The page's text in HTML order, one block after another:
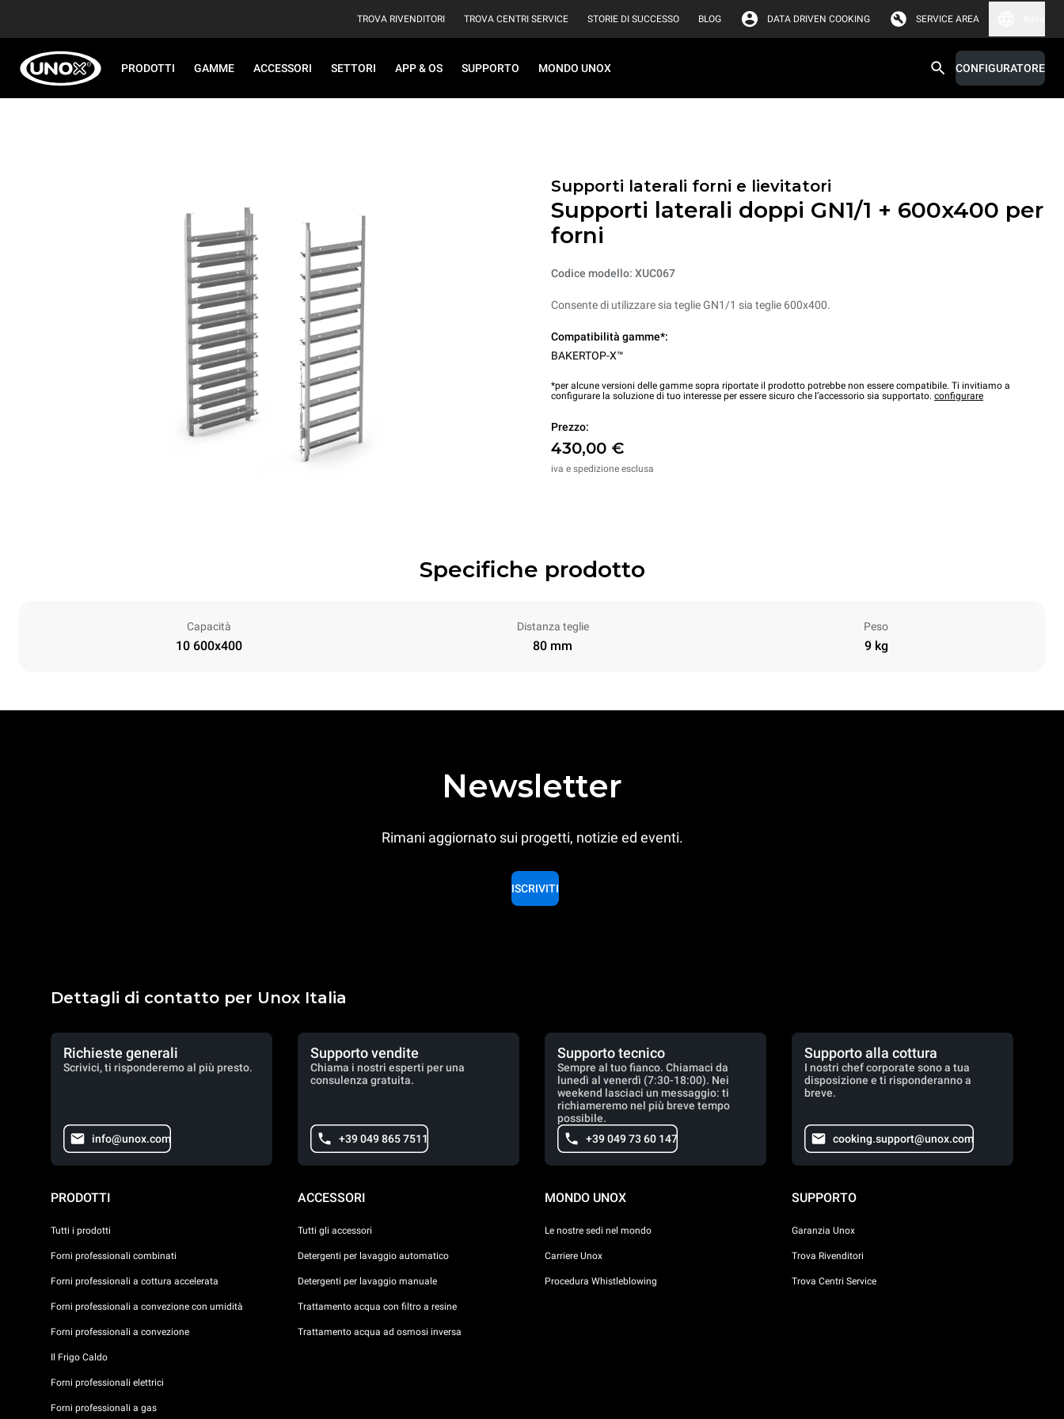
TROVA RIVENDITORI TROVA CENTRI SERVICE STORIE DI SUCCESSO BLOG DATA DRIVEN COOKING SERVICE AREA
PRODOTTI GAMME ACCESSORI SETTORI APP & OS SUPPORTO MONDO UNOX CONFIGURATORE
Supporti laterali forni e lievitatori
Supporti laterali doppi GN1/1 + 600x400 per
forni
Codice modello: XUC067
Consente di utilizzare sia teglie GN1/1 sia teglie 600x400.
Compatibilità gamme*:
BAKERTOP-X™
*per alcune versioni delle gamme sopra riportate il prodotto potrebbe non essere compatibile. Ti invitiamo a
configurare la soluzione di tuo interesse per essere sicuro che l’accessorio sia supportato. configurare
Prezzo:
430,00 €
iva e spedizione esclusa
Specifiche prodotto
Capacità
10 600x400
Distanza teglie
80 mm
Peso
9 kg
Newsletter
Rimani aggiornato sui progetti, notizie ed eventi.
ISCRIVITI
Dettagli di contatto per Unox Italia
Richieste generali
Scrivici, ti risponderemo al più presto.
info@unox.com
Supporto vendite
Chiama i nostri esperti per una
consulenza gratuita.
+39 049 865 7511
Supporto tecnico
Sempre al tuo fianco. Chiamaci da
lunedì al venerdì (7:30-18:00). Nei
weekend lasciaci un messaggio: ti
richiameremo nel più breve tempo
possibile.
+39 049 73 60 147
Supporto alla cottura
I nostri chef corporate sono a tua
disposizione e ti risponderanno a
breve.
cooking.support@unox.com
PRODOTTI
Tutti i prodotti
Forni professionali combinati
Forni professionali a cottura accelerata
Forni professionali a convezione con umidità
Forni professionali a convezione
Il Frigo Caldo
Forni professionali elettrici
Forni professionali a gas
ACCESSORI
Tutti gli accessori
Detergenti per lavaggio automatico
Detergenti per lavaggio manuale
Trattamento acqua con filtro a resine
Trattamento acqua ad osmosi inversa
MONDO UNOX
Le nostre sedi nel mondo
Carriere Unox
Procedura Whistleblowing
SUPPORTO
Garanzia Unox
Trova Rivenditori
Trova Centri Service